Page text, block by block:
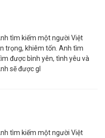
tìm kiếm một người Việt
trọng, khiêm tốn. Anh tìm
được bình yên, tình yêu và
sẽ được gl
tìm kiếm một người Việt